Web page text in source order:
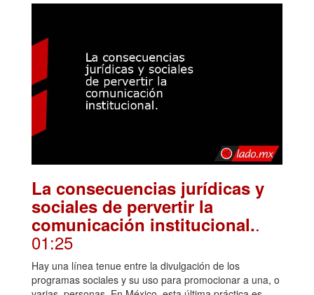
La consecuencias jurídicas y
sociales de pervertir la
comunicación institucional..
01:25
Hay una línea tenue entre la divulgación de los
programas sociales y su uso para promocionar a una, o